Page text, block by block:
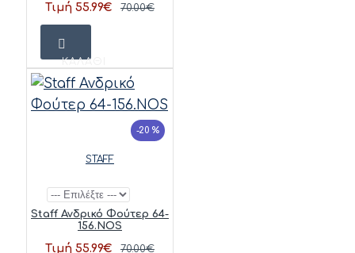
Τιμή 55.99€ 70.00€
ΚΑΛΆΘΙ
-20 %
STAFF
Staff Ανδρικό Φούτερ 64-
156.NOS
Τιμή 55.99€ 70.00€